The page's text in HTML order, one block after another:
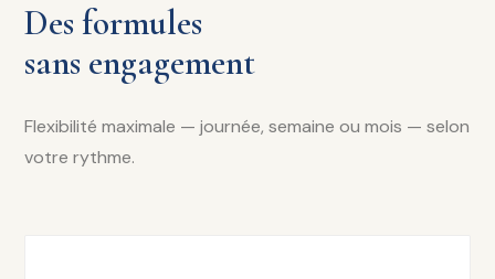
Des formules
sans engagement
Flexibilité maximale — journée, semaine ou mois — selon
votre rythme.